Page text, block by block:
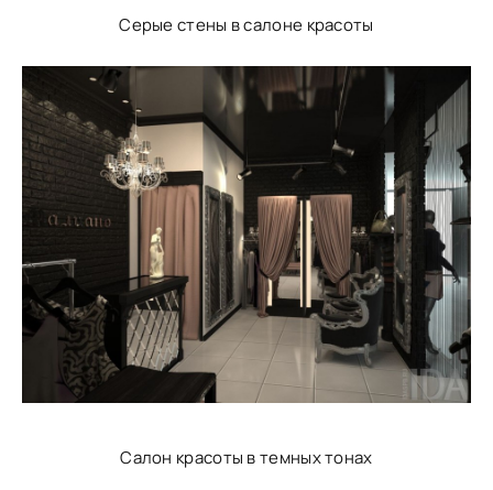
Серые стены в салоне красоты
Салон красоты в темных тонах